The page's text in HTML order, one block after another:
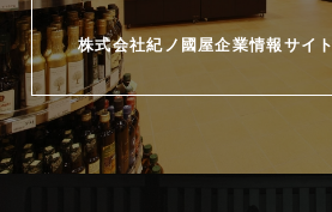
株式会社紀ノ國屋企業情報サイト